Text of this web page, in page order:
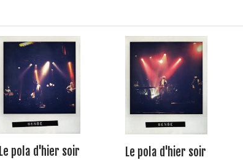
Le pola d'hier soir Le pola d'hier soir